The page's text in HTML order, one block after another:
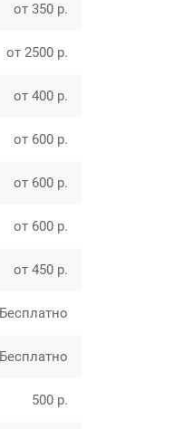
от 350 р.
от 2500 р.
от 400 р.
от 600 р.
от 600 р.
от 600 р.
от 450 р.
Бесплатно
Бесплатно
500 р.